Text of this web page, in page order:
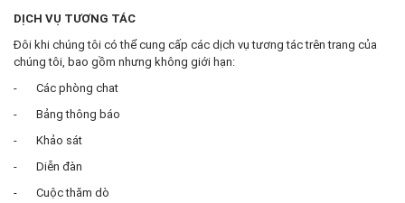
DỊCH VỤ TƯƠNG TÁC
Đôi khi chúng tôi có thể cung cấp các dịch vụ tương tác trên trang của
chúng tôi, bao gồm nhưng không giới hạn:
- Các phòng chat
- Bảng thông báo
- Khảo sát
- Diễn đàn
- Cuộc thăm dò